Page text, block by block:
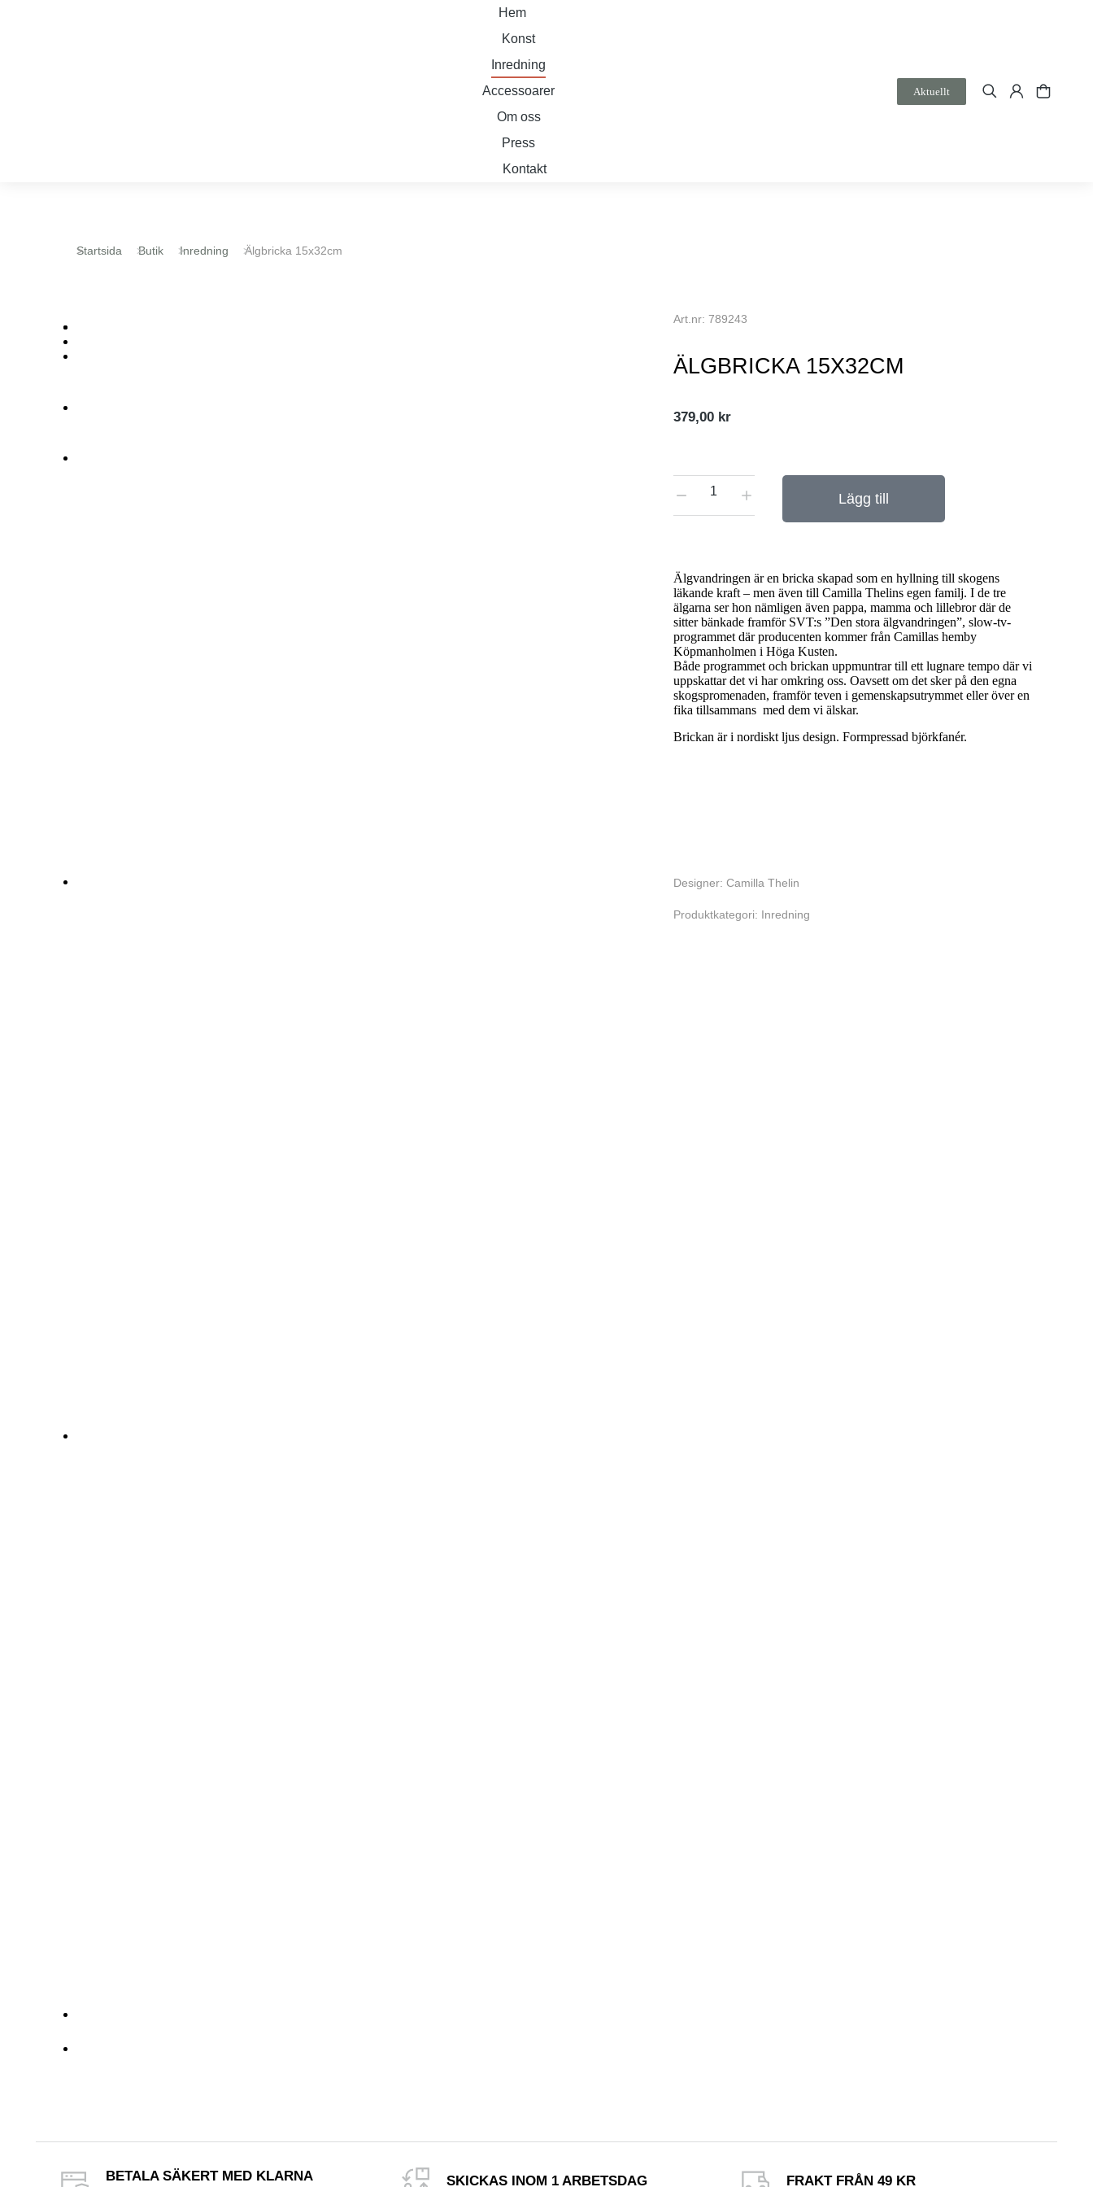
Hem
Konst
Inredning
Accessoarer
Om oss
Press
Kontakt
Aktuellt
Du är här:
Startsida Butik Inredning Älgbricka 15x32cm
Art.nr: 789243
ÄLGBRICKA 15X32CM
379,00 kr
Lägg till
Älgvandringen är en bricka skapad som en hyllning till skogens
läkande kraft – men även till Camilla Thelins egen familj. I de tre
älgarna ser hon nämligen även pappa, mamma och lillebror där de
sitter bänkade framför SVT:s ”Den stora älgvandringen”, slow-tv-
programmet där producenten kommer från Camillas hemby
Köpmanholmen i Höga Kusten.
Både programmet och brickan uppmuntrar till ett lugnare tempo där vi
uppskattar det vi har omkring oss. Oavsett om det sker på den egna
skogspromenaden, framför teven i gemenskapsutrymmet eller över en
fika tillsammans med dem vi älskar.
Brickan är i nordiskt ljus design. Formpressad björkfanér.
Designer: Camilla Thelin
Produktkategori: Inredning
BETALA SÄKERT MED KLARNA
SKICKAS INOM 1 ARBETSDAG FRAKT FRÅN 49 KR